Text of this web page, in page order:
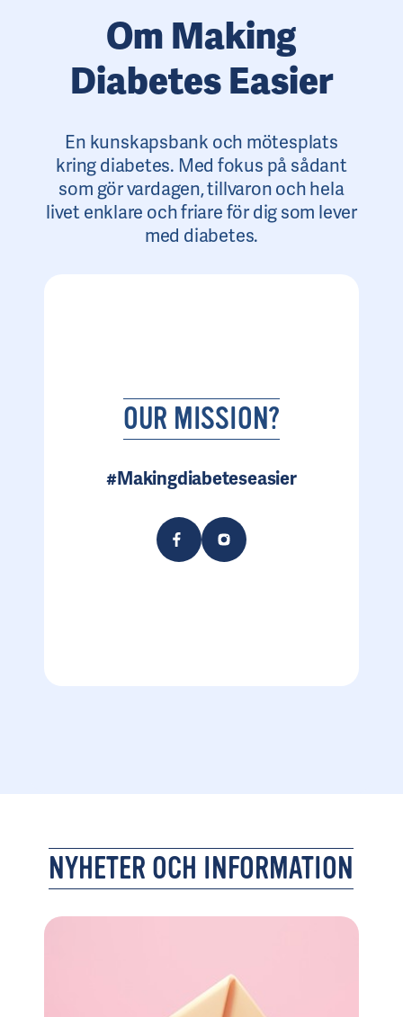
Om Making
Diabetes Easier
En kunskapsbank och mötesplats
kring diabetes. Med fokus på sådant
som gör vardagen, tillvaron och hela
livet enklare och friare för dig som lever
med diabetes.
OUR MISSION?
#Makingdiabeteseasier
NYHETER OCH INFORMATION